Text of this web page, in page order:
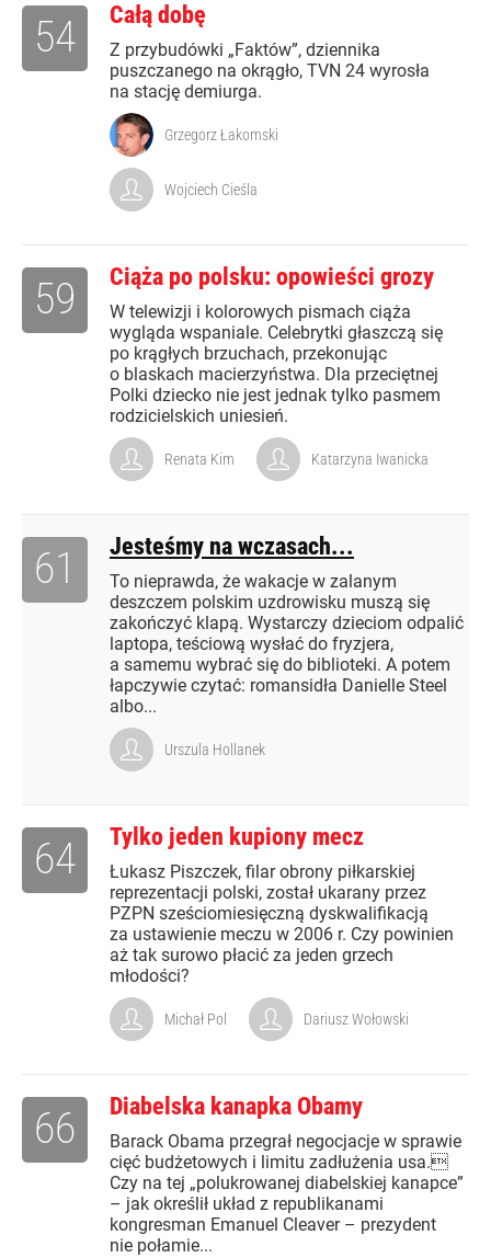
Całą dobę
Z przybudówki „Faktów”, dziennika
puszczanego na okrągło, TVN 24 wyrosła
na stację demiurga.
54
Grzegorz Łakomski
Wojciech Cieśla
Ciąża po polsku: opowieści grozy
W telewizji i kolorowych pismach ciąża
wygląda wspaniale. Celebrytki głaszczą się
po krągłych brzuchach, przekonując
o blaskach macierzyństwa. Dla przeciętnej
Polki dziecko nie jest jednak tylko pasmem
rodzicielskich uniesień.
59
Renata Kim Katarzyna Iwanicka
Jesteśmy na wczasach...
To nieprawda, że wakacje w zalanym
deszczem polskim uzdrowisku muszą się
zakończyć klapą. Wystarczy dzieciom odpalić
laptopa, teściową wysłać do fryzjera,
a samemu wybrać się do biblioteki. A potem
łapczywie czytać: romansidła Danielle Steel
albo...
61
Urszula Hollanek
Tylko jeden kupiony mecz
Łukasz Piszczek, filar obrony piłkarskiej
reprezentacji polski, został ukarany przez
PZPN sześciomiesięczną dyskwalifikacją
za ustawienie meczu w 2006 r. Czy powinien
aż tak surowo płacić za jeden grzech
młodości?
64
Michał Pol Dariusz Wołowski
Diabelska kanapka Obamy
Barack Obama przegrał negocjacje w sprawie
cięć budżetowych i limitu zadłużenia usa.
Czy na tej „polukrowanej diabelskiej kanapce”
– jak określił układ z republikanami
kongresman Emanuel Cleaver – prezydent
nie połamie...
66